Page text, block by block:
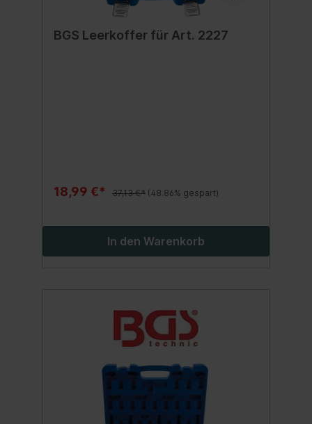
BGS Leerkoffer für Art. 2227
18,99 €* 37,13 €* (48.86% gespart)
In den Warenkorb